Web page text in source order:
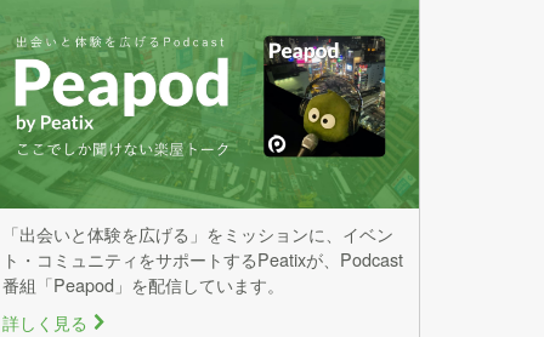
「出会いと体験を広げる」をミッションに、イベン
ト・コミュニティをサポートするPeatixが、Podcast
番組「Peapod」を配信しています。
詳しく見る >